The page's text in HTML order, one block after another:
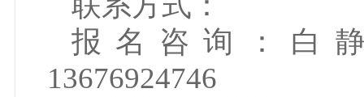
报名咨询：白静
13676924746